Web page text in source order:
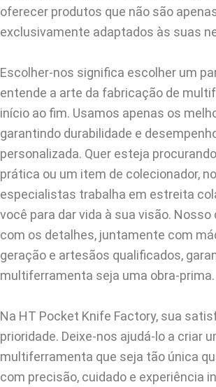
oferecer produtos que não são
exclusivamente adaptados às suas
Escolher-nos significa escolher um
entende a arte da fabricação de
início ao fim. Usamos apenas os
garantindo durabilidade e
personalizada. Quer esteja
prática ou um item de colecionador,
especialistas trabalha em estreita
você para dar vida à sua visão.
com os detalhes, juntamente com
geração e artesãos qualificados,
multiferramenta seja uma obra-prima.
Na HT Pocket Knife Factory, sua
prioridade. Deixe-nos ajudá-lo a criar
multiferramenta que seja tão única
com precisão, cuidado e experiência